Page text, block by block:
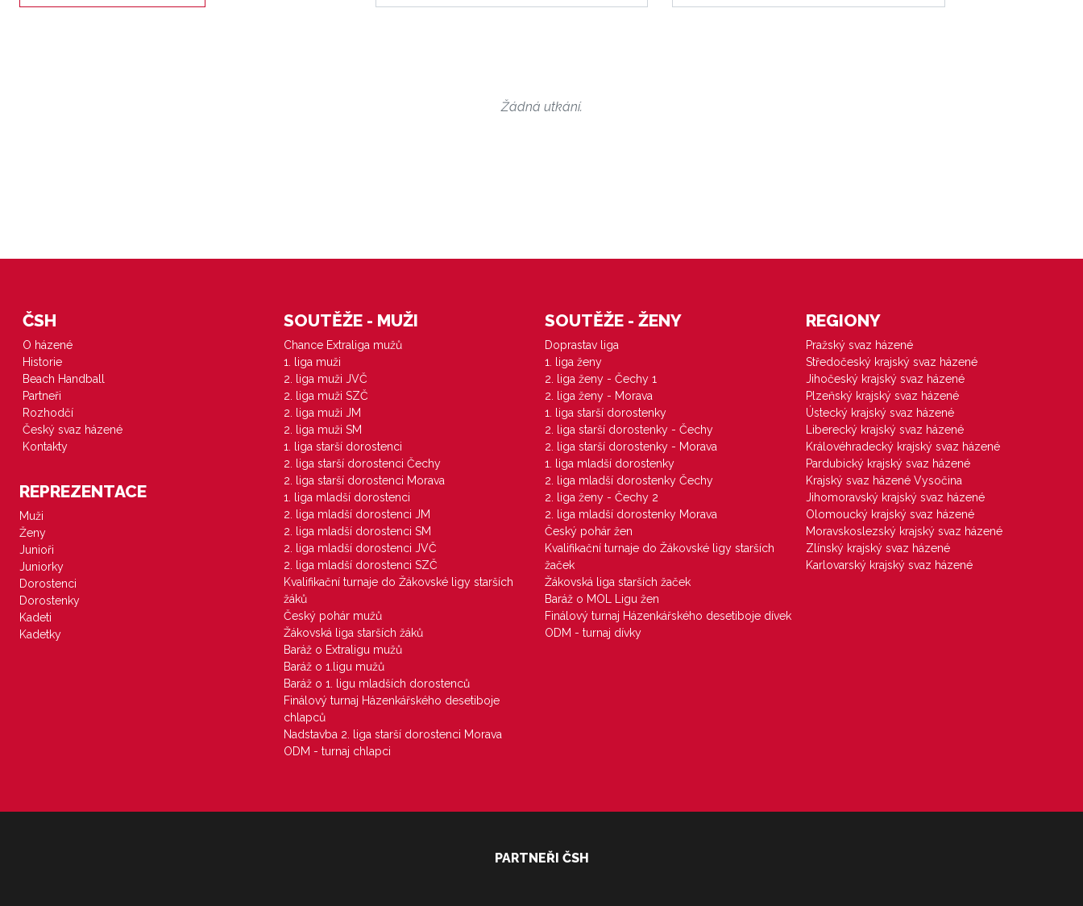
Žádná utkání.
ČSH
O házené
Historie
Beach Handball
Partneři
Rozhodčí
Český svaz házené
Kontakty
REPREZENTACE
Muži
Ženy
Junioři
Juniorky
Dorostenci
Dorostenky
Kadeti
Kadetky
SOUTĚŽE - MUŽI
Chance Extraliga mužů
1. liga muži
2. liga muži JVČ
2. liga muži SZČ
2. liga muži JM
2. liga muži SM
1. liga starší dorostenci
2. liga starší dorostenci Čechy
2. liga starší dorostenci Morava
1. liga mladší dorostenci
2. liga mladší dorostenci JM
2. liga mladší dorostenci SM
2. liga mladší dorostenci JVČ
2. liga mladší dorostenci SZČ
Kvalifikační turnaje do Žákovské ligy starších
žáků
Český pohár mužů
Žákovská liga starších žáků
Baráž o Extraligu mužů
Baráž o 1.ligu mužů
Baráž o 1. ligu mladších dorostenců
Finálový turnaj Házenkářského desetiboje
chlapců
Nadstavba 2. liga starší dorostenci Morava
ODM - turnaj chlapci
SOUTĚŽE - ŽENY
Doprastav liga
1. liga ženy
2. liga ženy - Čechy 1
2. liga ženy - Morava
1. liga starší dorostenky
2. liga starší dorostenky - Čechy
2. liga starší dorostenky - Morava
1. liga mladší dorostenky
2. liga mladší dorostenky Čechy
2. liga ženy - Čechy 2
2. liga mladší dorostenky Morava
Český pohár žen
Kvalifikační turnaje do Žákovské ligy starších
žaček
Žákovská liga starších žaček
Baráž o MOL Ligu žen
Finálový turnaj Házenkářského desetiboje dívek
ODM - turnaj dívky
REGIONY
Pražský svaz házené
Středočeský krajský svaz házené
Jihočeský krajský svaz házené
Plzeňský krajský svaz házené
Ústecký krajský svaz házené
Liberecký krajský svaz házené
Královéhradecký krajský svaz házené
Pardubický krajský svaz házené
Krajský svaz házené Vysočina
Jihomoravský krajský svaz házené
Olomoucký krajský svaz házené
Moravskoslezský krajský svaz házené
Zlínský krajský svaz házené
Karlovarský krajský svaz házené
PARTNEŘI ČSH